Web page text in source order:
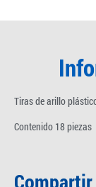
Tiras de arillo
Contenido 18 piezas
Compartir